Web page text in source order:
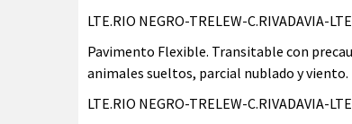
LTE.RIO NEGRO-TRELEW-C.RIVADAVIA-
Pavimento Flexible. Transitable con
animales sueltos, parcial nublado y viento.
LTE.RIO NEGRO-TRELEW-C.RIVADAVIA-